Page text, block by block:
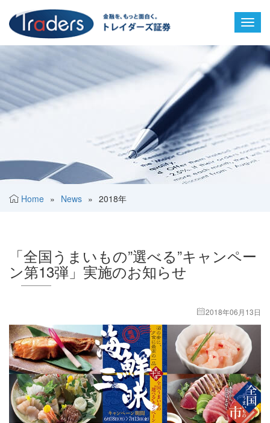
Home » News » 2018年
「全国うまいもの”選べる”キャンペー
ン第13弾」実施のお知らせ
2018年06月13日